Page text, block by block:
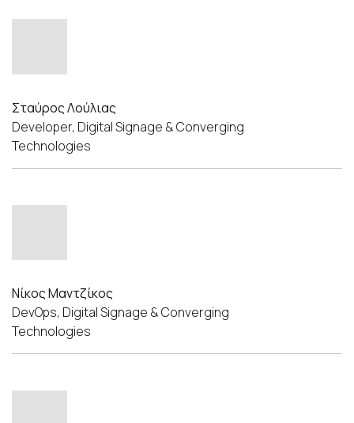
Σταύρος Λούλιας
Developer, Digital Signage & Converging
Technologies
Νίκος Μαντζίκος
DevOps, Digital Signage & Converging
Technologies